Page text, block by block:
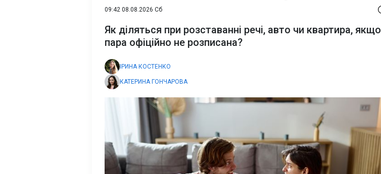
09:42 08.08.2026 Сб
Як діляться при розставанні речі, авто чи квартира, якщо
пара офіційно не розписана?
ІРИНА КОСТЕНКО
КАТЕРИНА ГОНЧАРОВА